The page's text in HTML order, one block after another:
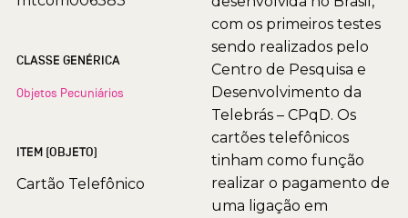
CLASSE GENÉRICA
Objetos Pecuniários
ITEM (OBJETO)
Cartão Telefônico
com os primeiros testes
sendo realizados pelo
Centro de Pesquisa e
Desenvolvimento da
Telebrás – CPqD. Os
cartões telefônicos
tinham como função
realizar o pagamento de
uma ligação em